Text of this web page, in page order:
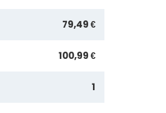
79,49 €
100,99 €
1